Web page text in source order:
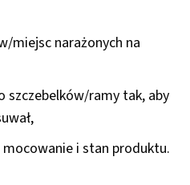
miejsc narażonych na
szczebelków/ramy tak, aby
i stan produktu.